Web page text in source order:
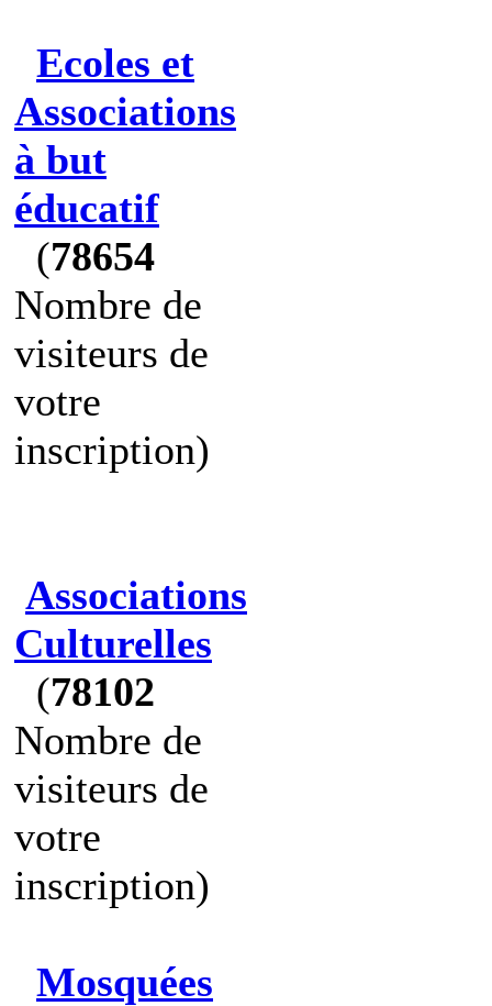
Ecoles et
Associations
à but
éducatif
(78654
Nombre de
visiteurs de
votre
inscription)
Associations
Culturelles
(78102
Nombre de
visiteurs de
votre
inscription)
Mosquées